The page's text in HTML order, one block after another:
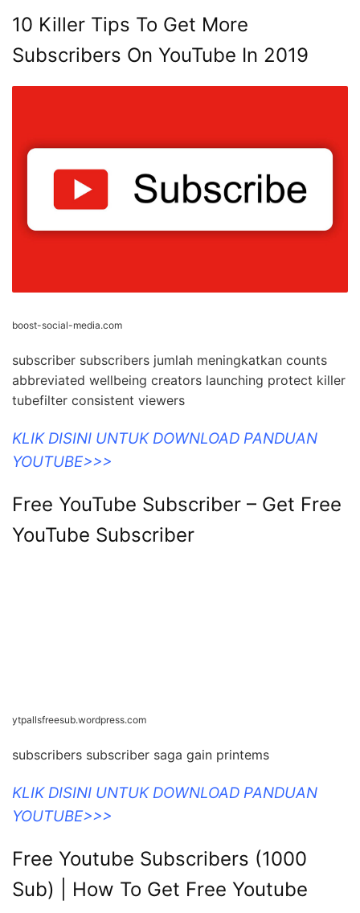
10 Killer Tips To Get More
Subscribers On YouTube In 2019
boost-social-media.com
subscriber subscribers jumlah meningkatkan counts
abbreviated wellbeing creators launching protect killer
tubefilter consistent viewers
KLIK DISINI UNTUK DOWNLOAD PANDUAN
YOUTUBE>>>
Free YouTube Subscriber – Get Free
YouTube Subscriber
ytpallsfreesub.wordpress.com
subscribers subscriber saga gain printems
KLIK DISINI UNTUK DOWNLOAD PANDUAN
YOUTUBE>>>
Free Youtube Subscribers (1000
Sub) | How To Get Free Youtube